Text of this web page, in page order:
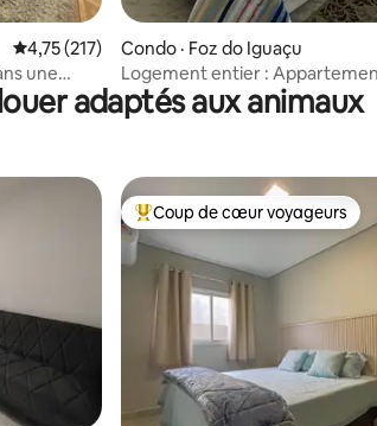
Note moyenne de 4,75 sur 5, 217
4,75 (217)
une
Condo · Foz do Iguaçu
Logement entier :
garage - Jardim Esmeralda
adaptés aux animaux
Coup de cœur voyageurs
Coup de cœur voyageurs